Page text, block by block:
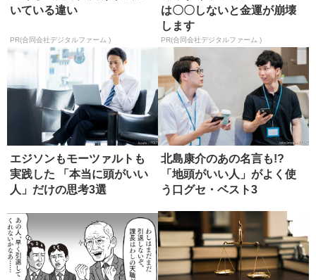
いている違い
PR(合同会社デジタルファーム )
は〇〇しないと金運が崩壊
します
PR(合同会社デジタルファーム )
エジソンもモーツァルトも
実践した 「本当に頭がいい
人」だけの思考3選
北島康介のあの名言も!?
「地頭がいい人」がよく使
う口グセ・ベスト3